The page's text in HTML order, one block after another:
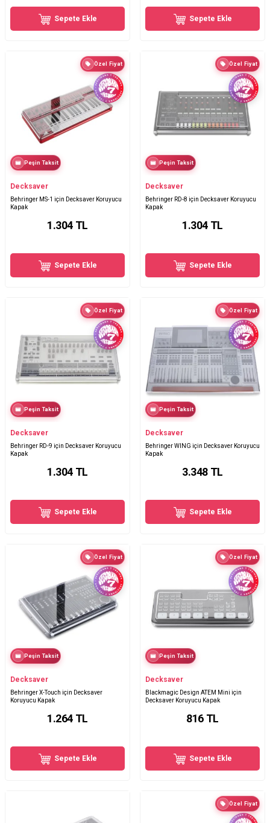
Sepete Ekle Sepete Ekle
Özel Fiyat
Peşin Taksit
Decksaver
Behringer MS-1 için Decksaver Koruyucu
Kapak
1.304 TL
Sepete Ekle
Özel Fiyat
Peşin Taksit
Decksaver
Behringer RD-8 için Decksaver Koruyucu
Kapak
1.304 TL
Sepete Ekle
Özel Fiyat
Peşin Taksit
Decksaver
Behringer RD-9 için Decksaver Koruyucu
Kapak
1.304 TL
Sepete Ekle
Özel Fiyat
Peşin Taksit
Decksaver
Behringer WING için Decksaver Koruyucu
Kapak
3.348 TL
Sepete Ekle
Özel Fiyat
Peşin Taksit
Decksaver
Behringer X-Touch için Decksaver
Koruyucu Kapak
1.264 TL
Sepete Ekle
Özel Fiyat
Peşin Taksit
Decksaver
Blackmagic Design ATEM Mini için
Decksaver Koruyucu Kapak
816 TL
Sepete Ekle
Özel Fiyat